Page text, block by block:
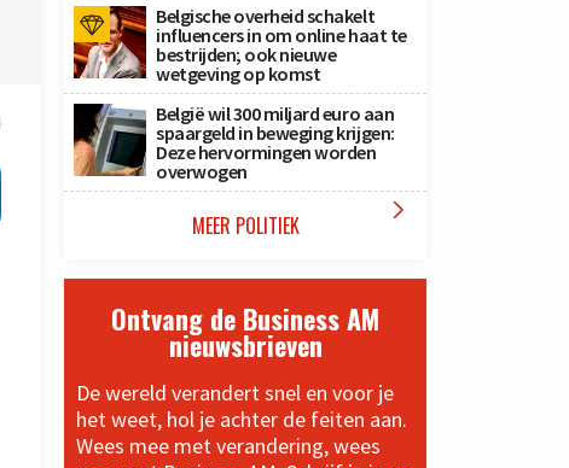
Belgische overheid schakelt
influencers in om online haat te
bestrijden; ook nieuwe
wetgeving op komst
België wil 300 miljard euro aan
spaargeld in beweging krijgen:
Deze hervormingen worden
overwogen
MEER POLITIEK 
Ontvang de Business AM
nieuwsbrieven
De wereld verandert snel en voor je
het weet, hol je achter de feiten aan.
Wees mee met verandering, wees